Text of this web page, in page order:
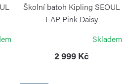
Školní batoh Kipling SEOUL
LAP Pink Daisy
Skladem
2 999 Kč